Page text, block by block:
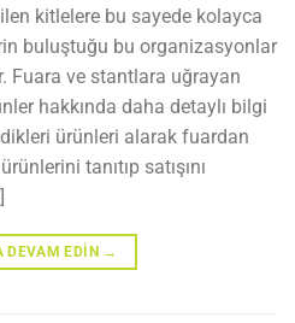
kitlelere bu sayede kolayca
buluştuğu bu organizasyonlar
Fuara ve stantlara uğrayan
hakkında daha detaylı bilgi
ürünleri alarak fuardan
tanıtıp satışını
DEVAM EDIN →